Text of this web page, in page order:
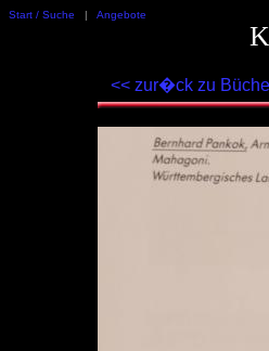
Start / Suche | Angebote
<< zur�ck zu